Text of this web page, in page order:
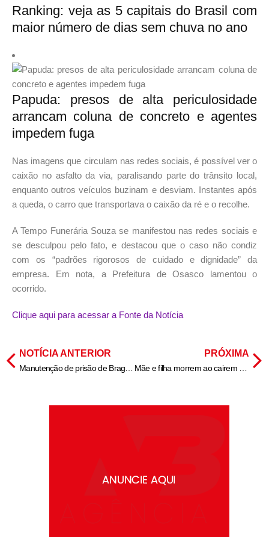
Ranking: veja as 5 capitais do Brasil com
maior número de dias sem chuva no ano
Papuda: presos de alta periculosidade
arrancam coluna de concreto e agentes
impedem fuga
Nas imagens que circulam nas redes sociais, é possível ver o
caixão no asfalto da via, paralisando parte do trânsito local,
enquanto outros veículos buzinam e desviam. Instantes após
a queda, o carro que transportava o caixão da ré e o recolhe.
A Tempo Funerária Souza se manifestou nas redes sociais e
se desculpou pelo fato, e destacou que o caso não condiz
com os “padrões rigorosos de cuidado e dignidade” da
empresa. Em nota, a Prefeitura de Osasco lamentou o
ocorrido.
Clique aqui para acessar a Fonte da Notícia
NOTÍCIA ANTERIOR PRÓXIMA